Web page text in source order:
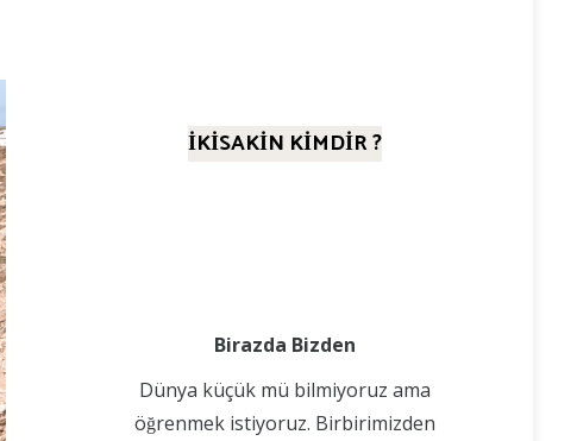
İKİSAKİN KİMDİR ?
Birazda Bizden
Dünya küçük mü bilmiyoruz ama
öğrenmek istiyoruz. Birbirimizden